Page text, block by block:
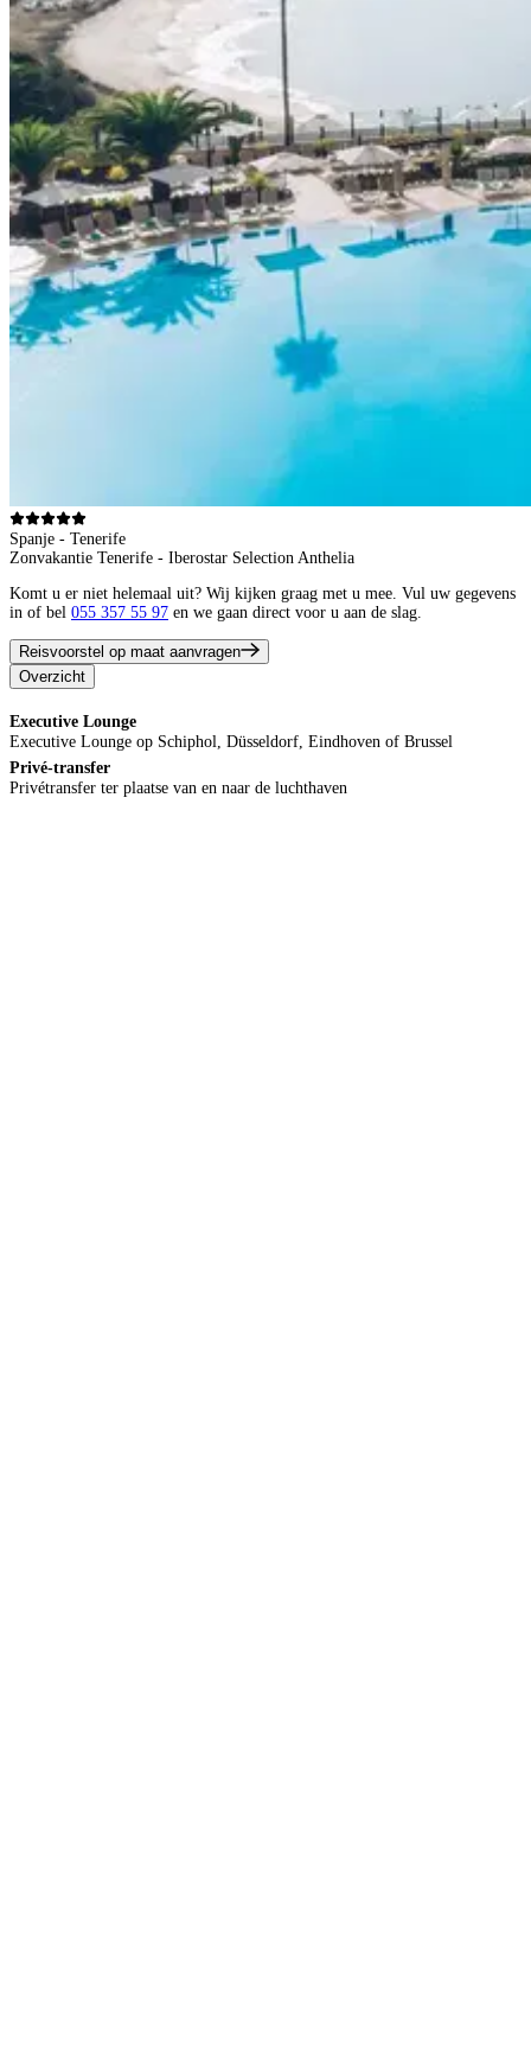
Spanje - Tenerife
Zonvakantie Tenerife - Iberostar Selection Anthelia
Komt u er niet helemaal uit? Wij kijken graag met u mee. Vul uw gegevens
in of bel 055 357 55 97 en we gaan direct voor u aan de slag.
Reisvoorstel op maat aanvragen
Overzicht
Executive Lounge
Executive Lounge op Schiphol, Düsseldorf, Eindhoven of Brussel
Privé-transfer
Privétransfer ter plaatse van en naar de luchthaven